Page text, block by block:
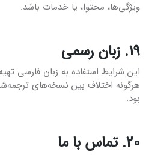
ویژگی‌ها، محتوا، یا خدمات باشد.
۱۹. زبان رسمی
این شرایط استفاده به زبان فارسی
هرگونه اختلاف بین نسخه‌های
بود.
۲۰. تماس با ما